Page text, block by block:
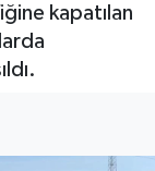
kapatılan